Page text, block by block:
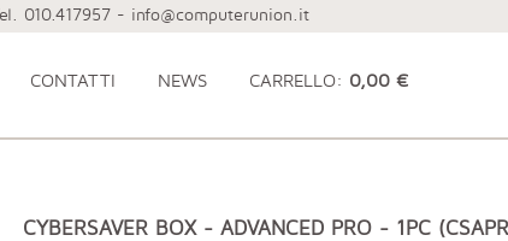
010.417957 - info@computerunion.it
CONTATTI NEWS CARRELLO: 0,00 €
CYBERSAVER BOX - ADVANCED PRO - 1PC